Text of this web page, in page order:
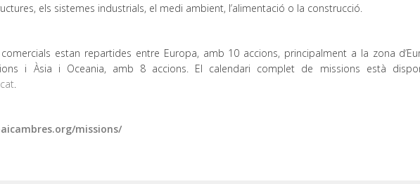
els sistemes industrials, el medi ambient, l’alimentació o la construcció.
estan repartides entre Europa, amb 10 accions, principalment a la zona
i Àsia i Oceania, amb 8 accions. El calendari complet de missions està
.
missions/